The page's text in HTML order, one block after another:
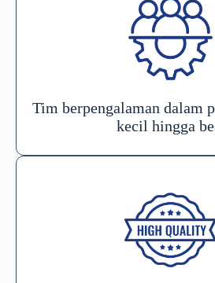
Tim berpengalaman dalam
kecil hingga